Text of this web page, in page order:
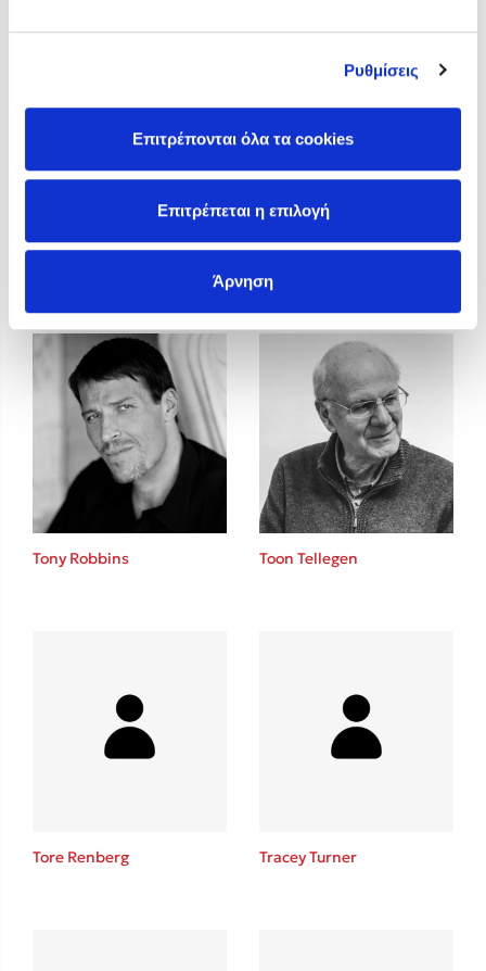
Ρυθμίσεις
Επιτρέπονται όλα τα cookies
Επιτρέπεται η επιλογή
Άρνηση
Ο Κώστας Κρομμύδας στο Παλαιοχώρι Καλαμπάκας
Ο Κώστας Κρομμύδας και η Μαρίνα Γιώτη στη Νικήτη
Ο Στέφανος Ξενάκης στη Χίο
Βιβλίου στο Πεδίον του Άρεως
Tony Robbins Toon Tellegen
Tore Renberg Tracey Turner